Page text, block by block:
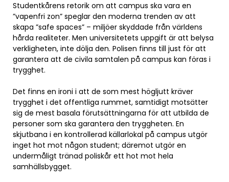
Studentkårens retorik om att campus ska vara en
”vapenfri zon” speglar den moderna trenden av att
skapa ”safe spaces” – miljöer skyddade från världens
hårda realiteter. Men universitetets uppgift är att belysa
verkligheten, inte dölja den. Polisen finns till just för att
garantera att de civila samtalen på campus kan föras i
trygghet.
Det finns en ironi i att de som mest högljutt kräver
trygghet i det offentliga rummet, samtidigt motsätter
sig de mest basala förutsättningarna för att utbilda de
personer som ska garantera den tryggheten. En
skjutbana i en kontrollerad källarlokal på campus utgör
inget hot mot någon student; däremot utgör en
undermåligt tränad poliskår ett hot mot hela
samhällsbygget.